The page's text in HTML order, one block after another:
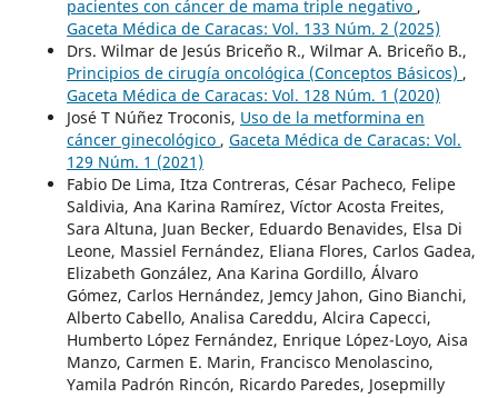
pacientes con cáncer de mama triple negativo ,
Gaceta Médica de Caracas: Vol. 133 Núm. 2 (2025)
Drs. Wilmar de Jesús Briceño R., Wilmar A. Briceño B.,
Principios de cirugía oncológica (Conceptos Básicos) ,
Gaceta Médica de Caracas: Vol. 128 Núm. 1 (2020)
José T Núñez Troconis, Uso de la metformina en
cáncer ginecológico , Gaceta Médica de Caracas: Vol.
129 Núm. 1 (2021)
Fabio De Lima, Itza Contreras, César Pacheco, Felipe
Saldivia, Ana Karina Ramírez, Víctor Acosta Freites,
Sara Altuna, Juan Becker, Eduardo Benavides, Elsa Di
Leone, Massiel Fernández, Eliana Flores, Carlos Gadea,
Elizabeth González, Ana Karina Gordillo, Álvaro
Gómez, Carlos Hernández, Jemcy Jahon, Gino Bianchi,
Alberto Cabello, Analisa Careddu, Alcira Capecci,
Humberto López Fernández, Enrique López-Loyo, Aisa
Manzo, Carmen E. Marin, Francisco Menolascino,
Yamila Padrón Rincón, Ricardo Paredes, Josepmilly